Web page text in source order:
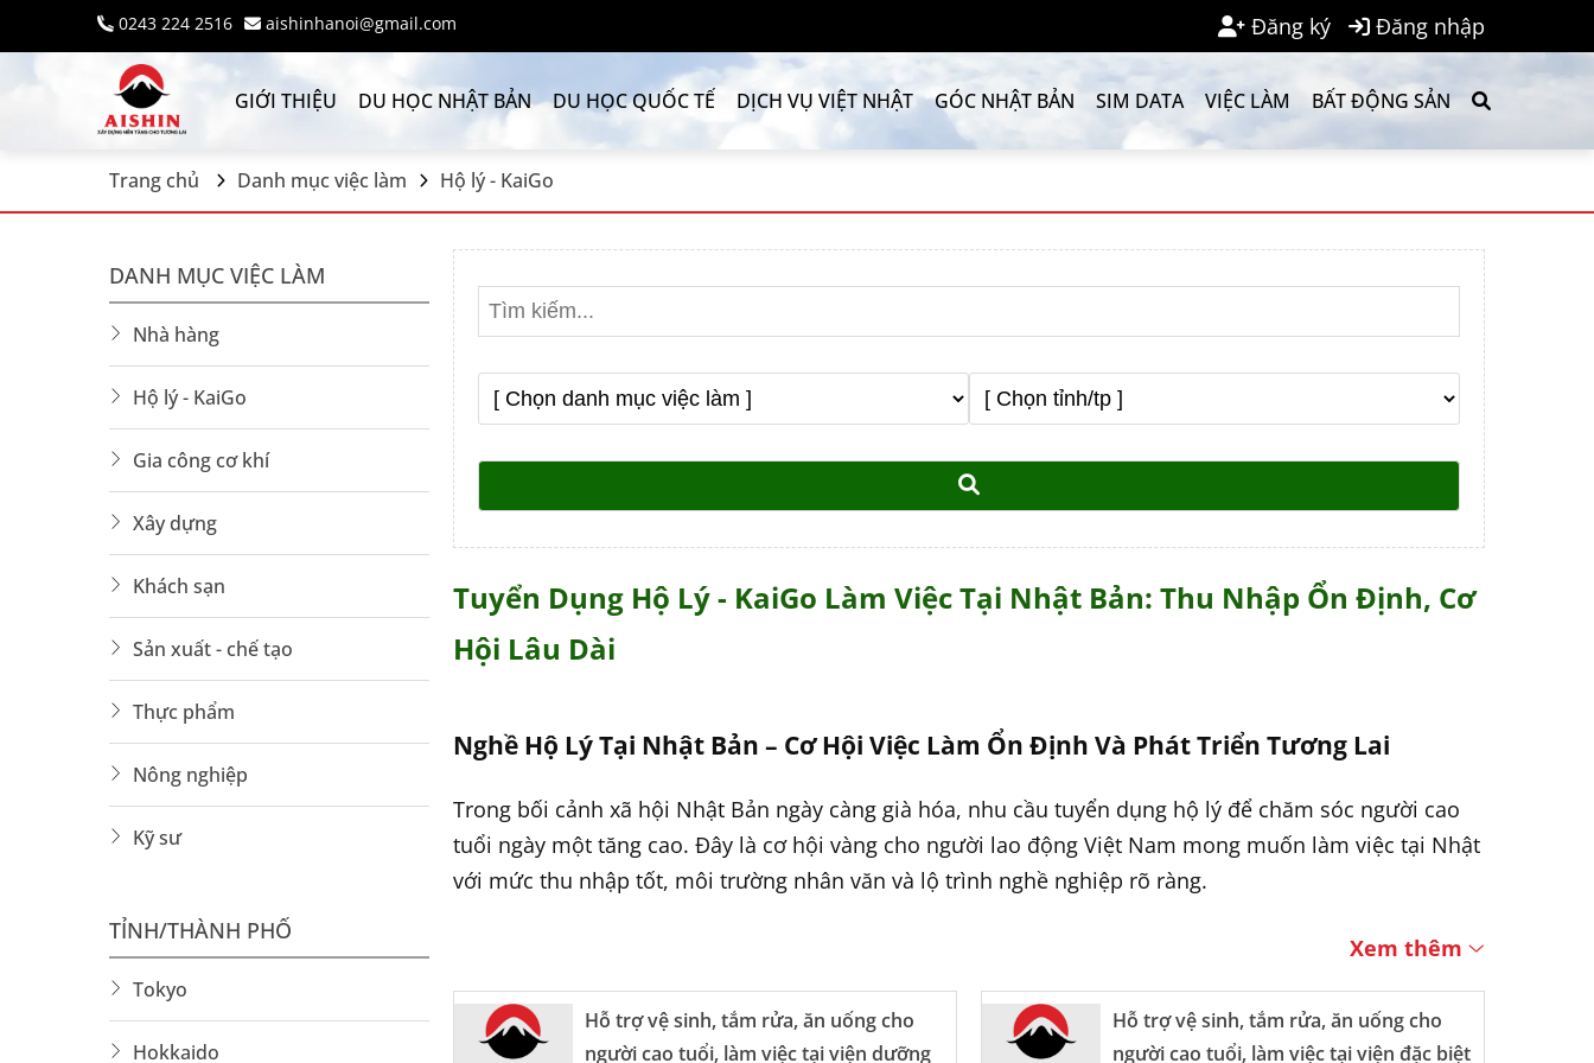
0243 224 2516 aishinhanoi@gmail.com Đăng ký Đăng nhập
GIỚI THIỆU DU HỌC NHẬT BẢN DU HỌC QUỐC TẾ DỊCH VỤ VIỆT NHẬT GÓC NHẬT BẢN SIM DATA VIỆC LÀM BẤT ĐỘNG SẢN
Trang chủ Danh mục việc làm Hộ lý - KaiGo
Tuyển Dụng Hộ Lý - KaiGo Làm Việc Tại Nhật Bản: Thu Nhập Ổn Định, Cơ
Hội Lâu Dài
Nghề Hộ Lý Tại Nhật Bản – Cơ Hội Việc Làm Ổn Định Và Phát Triển Tương Lai
Trong bối cảnh xã hội Nhật Bản ngày càng già hóa, nhu cầu tuyển dụng hộ lý để chăm sóc người cao
tuổi ngày một tăng cao. Đây là cơ hội vàng cho người lao động Việt Nam mong muốn làm việc tại Nhật
với mức thu nhập tốt, môi trường nhân văn và lộ trình nghề nghiệp rõ ràng.
Hộ lý là công việc chăm sóc người cao tuổi hoặc người cần hỗ trợ trong các viện dưỡng lão, trung tâm
y tế hoặc tại gia đình. Công việc bao gồm hỗ trợ ăn uống, sinh hoạt hàng ngày, trò chuyện, theo dõi
Xem thêm
Hỗ trợ vệ sinh, tắm rửa, ăn uống cho
người cao tuổi, làm việc tại viện dưỡng
Hỗ trợ vệ sinh, tắm rửa, ăn uống cho
người cao tuổi, làm việc tại viện đặc biệt
DANH MỤC VIỆC LÀM
Nhà hàng
Hộ lý - KaiGo
Gia công cơ khí
Xây dựng
Khách sạn
Sản xuất - chế tạo
Thực phẩm
Nông nghiệp
Kỹ sư
TỈNH/THÀNH PHỐ
Tokyo
Hokkaido